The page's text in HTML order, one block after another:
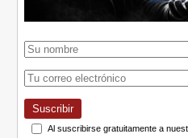
Suscribir
Al suscribirse gratuitamente a